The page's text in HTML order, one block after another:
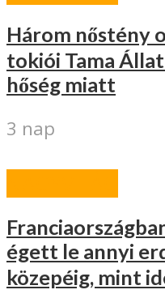
Három nőstény
tokiói Tama
hőség miatt
3 nap
égett le annyi
közepéig, mint